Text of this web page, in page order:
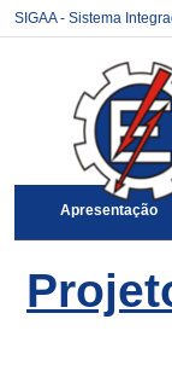
SIGAA - Sistema
Apresentação